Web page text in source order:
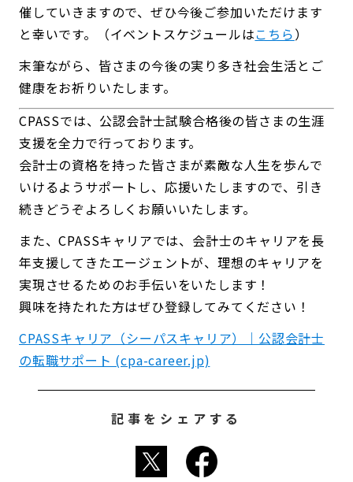
催していきますので、ぜひ今後ご参加いただけます
と幸いです。（イベントスケジュールはこちら）
末筆ながら、皆さまの今後の実り多き社会生活とご
健康をお祈りいたします。
CPASSでは、公認会計士試験合格後の皆さまの生涯
支援を全力で行っております。
会計士の資格を持った皆さまが素敵な人生を歩んで
いけるようサポートし、応援いたしますので、引き
続きどうぞよろしくお願いいたします。
また、CPASSキャリアでは、会計士のキャリアを長
年支援してきたエージェントが、理想のキャリアを
実現させるためのお手伝いをいたします！
興味を持たれた方はぜひ登録してみてください！
CPASSキャリア（シーパスキャリア）｜公認会計士
の転職サポート (cpa-career.jp)
記事をシェアする